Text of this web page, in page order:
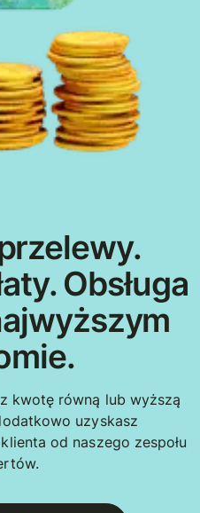
Obsługa
kwotę równą lub wyższą
uzyskasz
od naszego zespołu